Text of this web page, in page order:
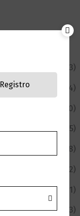
(53)
(4)
(230)
(75)
(88)
(212)
(371)
(43)
Registro